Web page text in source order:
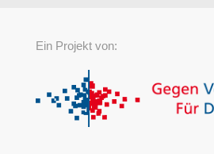
Ein Projekt von: